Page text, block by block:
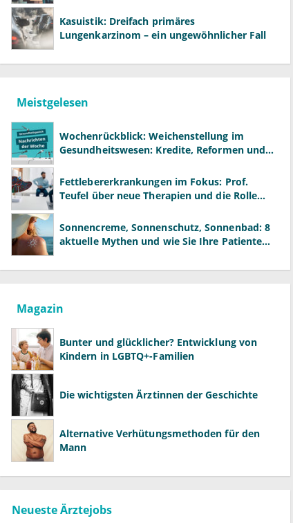
Kasuistik: Dreifach primäres
Lungenkarzinom – ein ungewöhnlicher Fall
Meistgelesen
Wochenrückblick: Weichenstellung im
Gesundheitswesen: Kredite, Reformen und
Fettlebererkrankungen im Fokus: Prof.
Teufel über neue Therapien und die Rolle
Sonnencreme, Sonnenschutz, Sonnenbad: 8
aktuelle Mythen und wie Sie Ihre Patienten
Magazin
Bunter und glücklicher? Entwicklung von
Kindern in LGBTQ+-Familien
Die wichtigsten Ärztinnen der Geschichte
Alternative Verhütungsmethoden für den
Mann
Neueste Ärztejobs